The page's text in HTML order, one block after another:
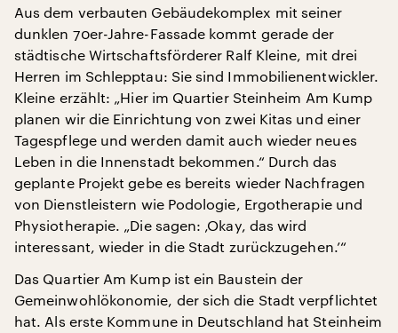
Aus dem verbauten Gebäudekomplex mit seiner
dunklen 70er-Jahre-Fassade kommt gerade der
städtische Wirtschaftsförderer Ralf Kleine, mit drei
Herren im Schlepptau: Sie sind Immobilienentwickler.
Kleine erzählt: „Hier im Quartier Steinheim Am Kump
planen wir die Einrichtung von zwei Kitas und einer
Tagespflege und werden damit auch wieder neues
Leben in die Innenstadt bekommen.“ Durch das
geplante Projekt gebe es bereits wieder Nachfragen
von Dienstleistern wie Podologie, Ergotherapie und
Physiotherapie. „Die sagen: ‚Okay, das wird
interessant, wieder in die Stadt zurückzugehen.’“
Das Quartier Am Kump ist ein Baustein der
Gemeinwohlökonomie, der sich die Stadt verpflichtet
hat. Als erste Kommune in Deutschland hat Steinheim